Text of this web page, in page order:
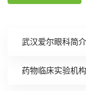
武汉爱尔眼科简介
药物临床实验机构